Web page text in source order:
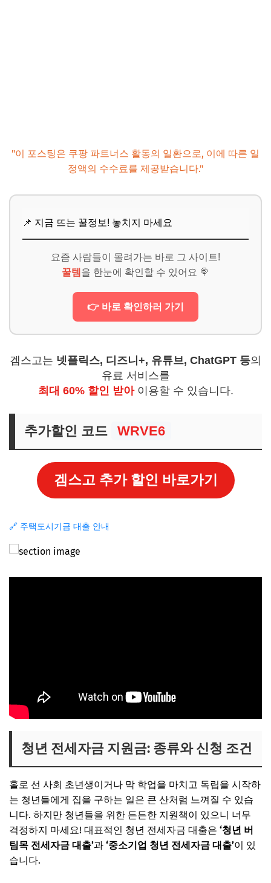
📌 지금 뜨는 꿀정보! 놓치지 마세요
추가할인 코드 WRVE6
📌 지금 뜨는 꿀정보! 놓치지 마세요
추가할인 코드 WRVE6
"이 포스팅은 쿠팡 파트너스 활동의 일환으로, 이에 따른 일
정액의 수수료를 제공받습니다."
📌 지금 뜨는 꿀정보! 놓치지 마세요
요즘 사람들이 몰려가는 바로 그 사이트!
꿀템 을 한눈에 확인할 수 있어요 🍭
👉 바로 확인하러 가기
겜스고는 넷플릭스, 디즈니+, 유튜브, ChatGPT 등의
유료 서비스를
최대 60% 할인 받아이용할 수 있습니다.
추가할인 코드 WRVE6
겜스고 추가 할인 바로가기
🔗 주택도시기금 대출 안내
청년 전세자금 지원금: 종류와 신청 조건
홀로 선 사회 초년생이거나 막 학업을 마치고 독립을 시작하
는 청년들에게 집을 구하는 일은 큰 산처럼 느껴질 수 있습
니다. 하지만 청년들을 위한 든든한 지원책이 있으니 너무
걱정하지 마세요! 대표적인 청년 전세자금 대출은 ‘청년 버
팀목 전세자금 대출’과 ‘중소기업 청년 전세자금 대출’이 있
습니다.